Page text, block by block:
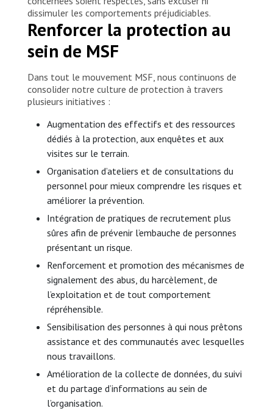
dissimuler les comportements préjudiciables.
Renforcer la protection au
sein de MSF
Dans tout le mouvement MSF, nous continuons de
consolider notre culture de protection à travers
plusieurs initiatives :
Augmentation des effectifs et des ressources
dédiés à la protection, aux enquêtes et aux
visites sur le terrain.
Organisation d’ateliers et de consultations du
personnel pour mieux comprendre les risques et
améliorer la prévention.
Intégration de pratiques de recrutement plus
sûres afin de prévenir l’embauche de personnes
présentant un risque.
Renforcement et promotion des mécanismes de
signalement des abus, du harcèlement, de
l’exploitation et de tout comportement
répréhensible.
Sensibilisation des personnes à qui nous prêtons
assistance et des communautés avec lesquelles
nous travaillons.
Amélioration de la collecte de données, du suivi
et du partage d’informations au sein de
l’organisation.